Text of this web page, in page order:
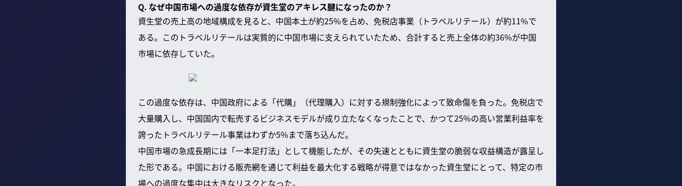
Q. なぜ中国市場への過度な依存が資生堂のアキレス腱になったのか？
資生堂の売上高の地域構成を見ると、中国本土が約25%を占め、免税店事業（トラベルリテール）が約11%で
ある。このトラベルリテールは実質的に中国市場に支えられていたため、合計すると売上全体の約36%が中国
市場に依存していた。
この過度な依存は、中国政府による「代購」（代理購入）に対する規制強化によって致命傷を負った。免税店で
大量購入し、中国国内で転売するビジネスモデルが成り立たなくなったことで、かつて25%の高い営業利益率を
誇ったトラベルリテール事業はわずか5%まで落ち込んだ。
中国市場の急成長期には「一本足打法」として機能したが、その失速とともに資生堂の脆弱な収益構造が露呈し
た形である。中国における販売網を通じて利益を最大化する戦略が得意ではなかった資生堂にとって、特定の市
場への過度な集中は大きなリスクとなった。